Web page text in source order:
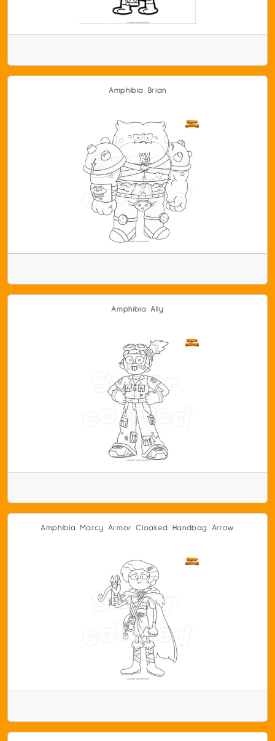
Amphibia Brian
Amphibia Ally
Amphibia Marcy Armor Cloaked Handbag Arrow